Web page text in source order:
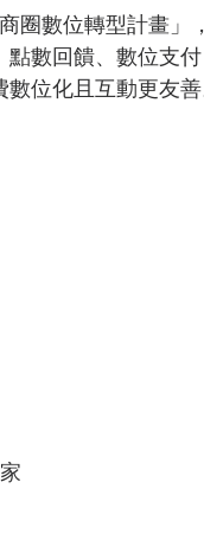
圈數位轉型計畫」
點數回饋、數位支
數位化且互動更友